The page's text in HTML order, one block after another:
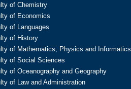
of Chemistry
of Economics
of Languages
of History
of Mathematics, Physics and Informatics
of Social Sciences
of Oceanography and Geography
of Law and Administration